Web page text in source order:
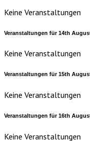
Keine Veranstaltungen
Veranstaltungen für14th
Keine Veranstaltungen
Veranstaltungen für15th
Keine Veranstaltungen
Veranstaltungen für16th
Keine Veranstaltungen